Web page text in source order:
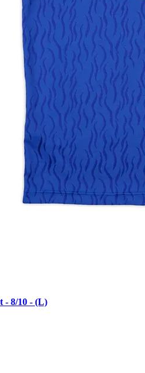
- 8/10 - (L)